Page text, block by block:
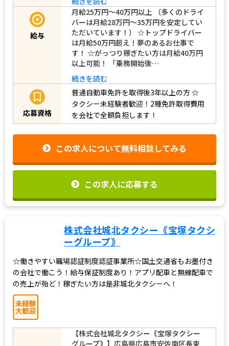
続きを読む
給与
月給25万円〜40万円以上 （多くのドライ
バーは月給28万円～35万円を安定してい
ただいています！） ☆トップドライバー
は月給50万円超え！夢のあるお仕事で
す！ ☆がっつり稼ぎたい方は月給40万円
以上可能！ 「乗務開始後…
続きを読む
応募資格
普通自動車免許を取得後3年以上の方 ☆
タクシー未経験者歓迎！2種免許取得費用
を会社で全額負担します！
この求人について無料相談してみる
この求人に応募する
株式会社城北タクシー｟宝塚タクシ
ーグループ｠
☆働きやすい職場認証制度認証事業所☆国土交通省もお墨付き
の会社で働こう！給与保証制度あり！アプリ配車と無線配車で
の売上が殆ど！稼ぎたい方は是非城北タクシーへ！
【株式会社城北タクシー｟宝塚タクシー